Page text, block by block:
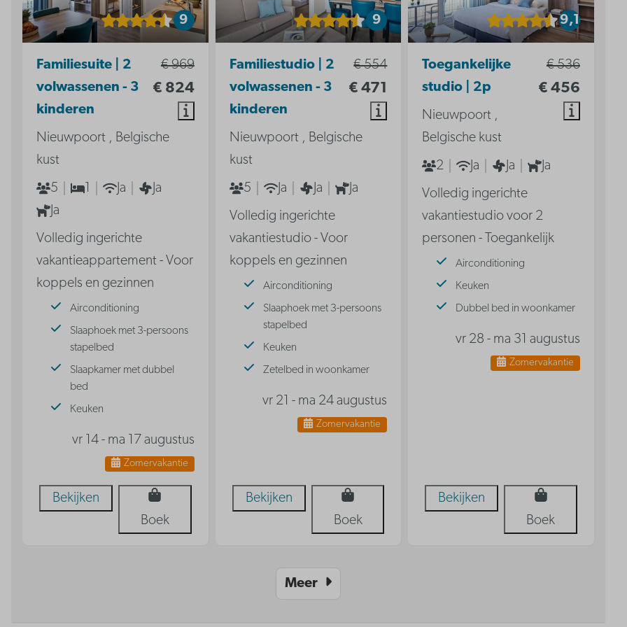
9
€ 969
€ 824
Familiesuite | 2
volwassenen - 3
kinderen
Nieuwpoort , Belgische
kust
5
Ja
Ja
Ja
Volledig ingerichte
vakantieappartement - Voor
koppels en gezinnen
Airconditioning
Slaaphoek met 3-persoons
stapelbed
Slaapkamer met dubbel
bed
Keuken
vr 14 - ma 17 augustus
Zomervakantie
Bekijken
Boek
9
€ 554
€ 471
Familiestudio | 2
volwassenen - 3
kinderen
Nieuwpoort , Belgische
kust
5
Ja Ja
Ja
Volledig ingerichte
vakantiestudio - Voor
koppels en gezinnen
Airconditioning
Slaaphoek met 3-persoons
stapelbed
Keuken
Zetelbed in woonkamer
vr 21 - ma 24 augustus
Zomervakantie
Bekijken
Boek
9,1
€ 536
€ 456
Toegankelijke
studio | 2p
Nieuwpoort ,
Belgische kust
2
Ja Ja
Ja
Volledig ingerichte
vakantiestudio voor 2
personen - Toegankelijk
Airconditioning
Keuken
Dubbel bed in woonkamer
vr 28 - ma 31 augustus
Zomervakantie
Bekijken
Boek
Meer